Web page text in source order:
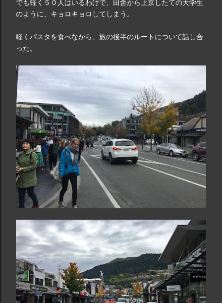
でも軽く５０人はいるわけで、田舎から上京したての大学生
のように、キョロキョロしてしまう。
軽くパスタを食べながら、旅の後半のルートについて話し合
った。